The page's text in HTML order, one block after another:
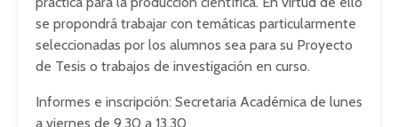
se propondrá trabajar con temáticas particularmente
seleccionadas por los alumnos sea para su Proyecto
de Tesis o trabajos de investigación en curso.
Informes e inscripción: Secretaria Académica de lunes
a viernes de 9.30 a 13.30